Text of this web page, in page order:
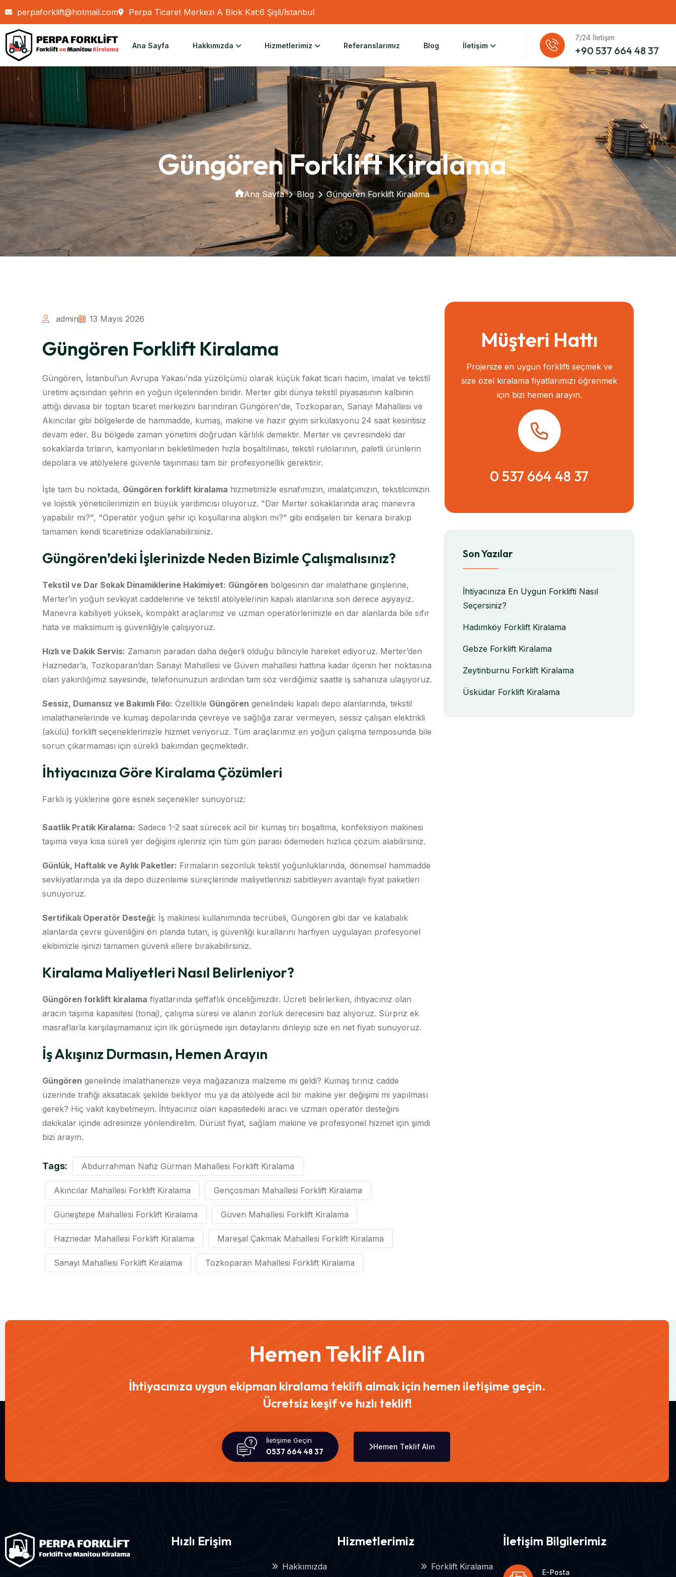
perpaforklift@hotmail.com Perpa Ticaret Merkezi A Blok Kat:6 Şişli/İstanbul
Ana Sayfa Hakkımızda Hizmetlerimiz Referanslarımız Blog İletişim +90 537 664 48 37
7/24 İletişim
Güngören Forklift Kiralama
Ana Sayfa Blog Güngören Forklift Kiralama
admin 13 Mayıs 2026
Güngören Forklift Kiralama
Güngören, İstanbul’un Avrupa Yakası’nda yüzölçümü olarak küçük fakat ticari hacim, imalat ve tekstil
üretimi açısından şehrin en yoğun ilçelerinden biridir. Merter gibi dünya tekstil piyasasının kalbinin
attığı devasa bir toptan ticaret merkezini barındıran Güngören'de, Tozkoparan, Sanayi Mahallesi ve
Akıncılar gibi bölgelerde de hammadde, kumaş, makine ve hazır giyim sirkülasyonu 24 saat kesintisiz
devam eder. Bu bölgede zaman yönetimi doğrudan kârlılık demektir. Merter ve çevresindeki dar
sokaklarda tırların, kamyonların bekletilmeden hızla boşaltılması, tekstil rulolarının, paletli ürünlerin
depolara ve atölyelere güvenle taşınması tam bir profesyonellik gerektirir.
İşte tam bu noktada, Güngören forklift kiralama hizmetimizle esnafımızın, imalatçımızın, tekstilcimizin
ve lojistik yöneticilerimizin en büyük yardımcısı oluyoruz. "Dar Merter sokaklarında araç manevra
yapabilir mi?", "Operatör yoğun şehir içi koşullarına alışkın mı?" gibi endişeleri bir kenara bırakıp
tamamen kendi ticaretinize odaklanabilirsiniz.
Güngören’deki İşlerinizde Neden Bizimle Çalışmalısınız?
Tekstil ve Dar Sokak Dinamiklerine Hakimiyet: Güngören bölgesinin dar imalathane girişlerine,
Merter’in yoğun sevkiyat caddelerine ve tekstil atölyelerinin kapalı alanlarına son derece aşiyayız.
Manevra kabiliyeti yüksek, kompakt araçlarımız ve uzman operatörlerimizle en dar alanlarda bile sıfır
hata ve maksimum iş güvenliğiyle çalışıyoruz.
Hızlı ve Dakik Servis: Zamanın paradan daha değerli olduğu bilinciyle hareket ediyoruz. Merter’den
Haznedar’a, Tozkoparan’dan Sanayi Mahallesi ve Güven mahallesi hattına kadar ilçenin her noktasına
olan yakınlığımız sayesinde, telefonunuzun ardından tam söz verdiğimiz saatte iş sahanıza ulaşıyoruz.
Sessiz, Dumansız ve Bakımlı Filo: Özellikle Güngören genelindeki kapalı depo alanlarında, tekstil
imalathanelerinde ve kumaş depolarında çevreye ve sağlığa zarar vermeyen, sessiz çalışan elektrikli
(akülü) forklift seçeneklerimizle hizmet veriyoruz. Tüm araçlarımız en yoğun çalışma temposunda bile
sorun çıkarmaması için sürekli bakımdan geçmektedir.
İhtiyacınıza Göre Kiralama Çözümleri
Farklı iş yüklerine göre esnek seçenekler sunuyoruz:
Saatlik Pratik Kiralama: Sadece 1-2 saat sürecek acil bir kumaş tırı boşaltma, konfeksiyon makinesi
taşıma veya kısa süreli yer değişimi işleriniz için tüm gün parası ödemeden hızlıca çözüm alabilirsiniz.
Günlük, Haftalık ve Aylık Paketler: Firmaların sezonluk tekstil yoğunluklarında, dönemsel hammadde
sevkiyatlarında ya da depo düzenleme süreçlerinde maliyetlerinizi sabitleyen avantajlı fiyat paketleri
sunuyoruz.
Sertifikalı Operatör Desteği: İş makinesi kullanımında tecrübeli, Güngören gibi dar ve kalabalık
alanlarda çevre güvenliğini ön planda tutan, iş güvenliği kurallarını harfiyen uygulayan profesyonel
ekibimizle işinizi tamamen güvenli ellere bırakabilirsiniz.
Kiralama Maliyetleri Nasıl Belirleniyor?
Güngören forklift kiralama fiyatlarında şeffaflık önceliğimizdir. Ücreti belirlerken, ihtiyacınız olan
aracın taşıma kapasitesi (tonaj), çalışma süresi ve alanın zorluk derecesini baz alıyoruz. Sürpriz ek
masraflarla karşılaşmamanız için ilk görüşmede işin detaylarını dinleyip size en net fiyatı sunuyoruz.
İş Akışınız Durmasın, Hemen Arayın
Güngören genelinde imalathanenize veya mağazanıza malzeme mi geldi? Kumaş tırınız cadde
üzerinde trafiği aksatacak şekilde bekliyor mu ya da atölyede acil bir makine yer değişimi mi yapılması
gerek? Hiç vakit kaybetmeyin. İhtiyacınız olan kapasitedeki aracı ve uzman operatör desteğini
dakikalar içinde adresinize yönlendirelim. Dürüst fiyat, sağlam makine ve profesyonel hizmet için şimdi
bizi arayın.
Tags: Abdurrahman Nafiz Gürman Mahallesi Forklift Kiralama
Akıncılar Mahallesi Forklift Kiralama Gençosman Mahallesi Forklift Kiralama
Güneştepe Mahallesi Forklift Kiralama Güven Mahallesi Forklift Kiralama
Haznedar Mahallesi Forklift Kiralama Mareşal Çakmak Mahallesi Forklift Kiralama
Sanayi Mahallesi Forklift Kiralama Tozkoparan Mahallesi Forklift Kiralama
Müşteri Hattı
Projenize en uygun forklifti seçmek ve
size özel kiralama fiyatlarımızı öğrenmek
için bizi hemen arayın.
0 537 664 48 37
Son Yazılar
İhtiyacınıza En Uygun Forklifti Nasıl
Seçersiniz?
Hadımköy Forklift Kiralama
Gebze Forklift Kiralama
Zeytinburnu Forklift Kiralama
Üsküdar Forklift Kiralama
Hemen Teklif Alın
İhtiyacınıza uygun ekipman kiralama teklifi almak için hemen iletişime geçin.
Ücretsiz keşif ve hızlı teklif!
0537 664 48 37
İletişime Geçin
Hemen Teklif Alın
Hızlı Erişim
Hakkımızda
Hizmetlerimiz
Forklift Kiralama
İletişim Bilgilerimiz
E-Posta